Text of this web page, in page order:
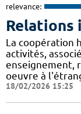
relevance:
Relations
La coopération
activités,
enseignement,
oeuvre à
18/02/2026 15:25